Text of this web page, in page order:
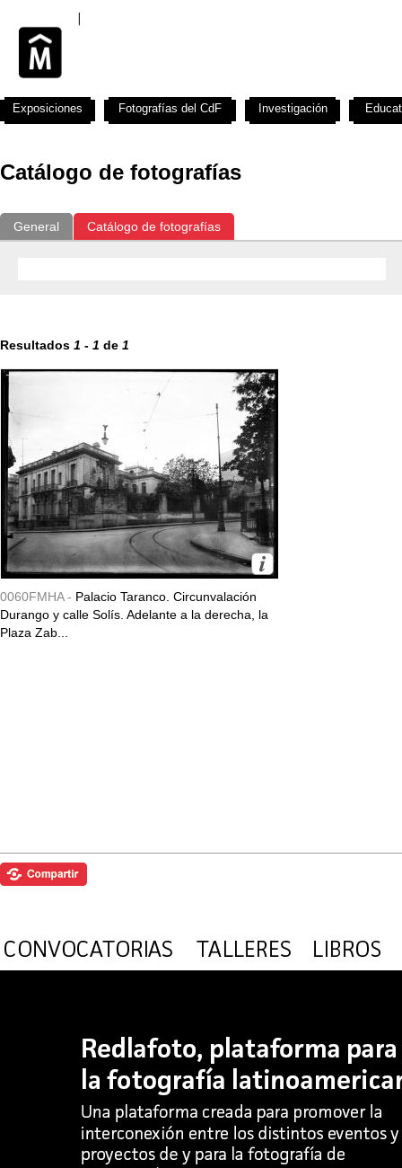
Catálogo de fotografías
General Catálogo de fotografías
Resultados 1 - 1 de 1
0060FMHA - Palacio Taranco. Circunvalación
Durango y calle Solís. Adelante a la derecha, la
Plaza Zab...
Exposiciones Fotografías del CdF Investigación